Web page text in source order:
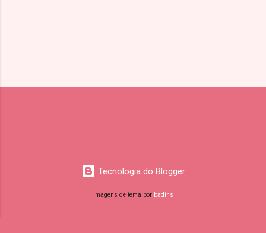
Tecnologia do Blogger
Imagens de tema por badins